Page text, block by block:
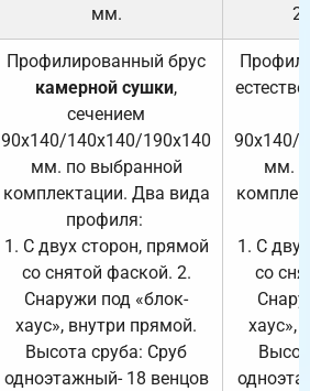
мм.
Профилированный брус
камерной сушки,
сечением
90х140/140х140/190х140
мм. по выбранной
комплектации. Два вида
профиля:
1. С двух сторон, прямой
со снятой фаской. 2.
Снаружи под «блок-
хаус», внутри прямой.
Высота сруба: Сруб
одноэтажный- 18 венцов
90х140/
мм.
1. С
со
хаус»,